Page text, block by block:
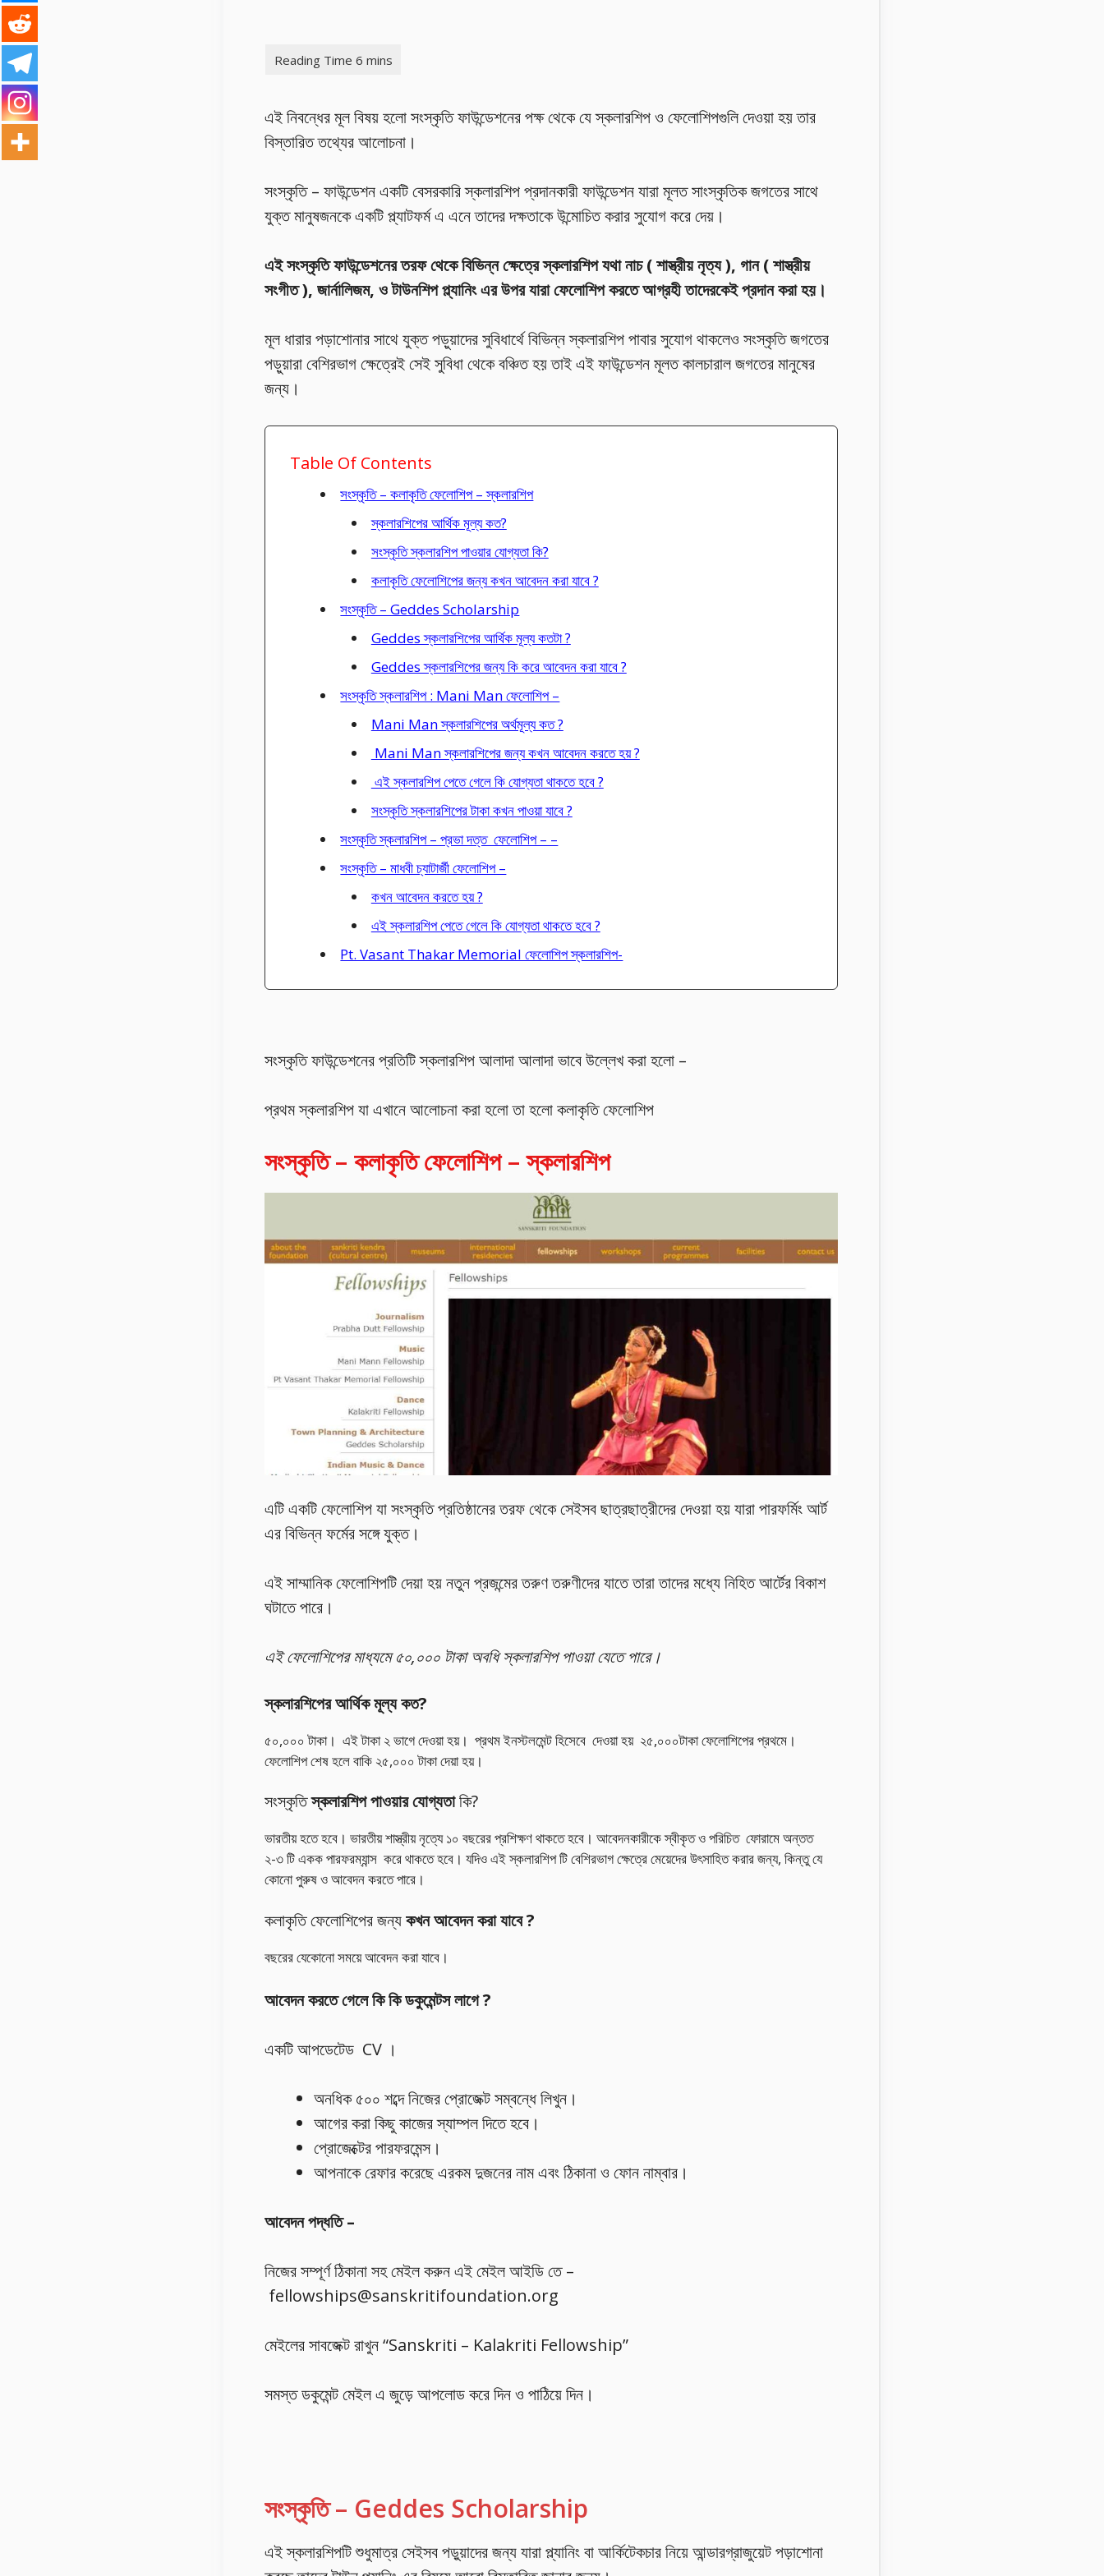
এই নিবন্ধের মূল বিষয় হলো সংস্কৃতি ফাউন্ডেশনের পক্ষ থেকে যে স্কলারশিপ ও ফেলোশিপগুলি দেওয়া হয় তার
বিস্তারিত তথ্যের আলোচনা।
সংস্কৃতি – ফাউন্ডেশন একটি বেসরকারি স্কলারশিপ প্রদানকারী ফাউন্ডেশন যারা মূলত সাংস্কৃতিক জগতের সাথে
যুক্ত মানুষজনকে একটি প্ল্যাটফর্ম এ এনে তাদের দক্ষতাকে উন্মোচিত করার সুযোগ করে দেয়।
এই সংস্কৃতি ফাউন্ডেশনের তরফ থেকে বিভিন্ন ক্ষেত্রে স্কলারশিপ যথা নাচ ( শাস্ত্রীয় নৃত্য ), গান ( শাস্ত্রীয়
সংগীত ), জার্নালিজম, ও টাউনশিপ প্ল্যানিং এর উপর যারা ফেলোশিপ করতে আগ্রহী তাদেরকেই প্রদান করা হয়।
মূল ধারার পড়াশোনার সাথে যুক্ত পড়ুয়াদের সুবিধার্থে বিভিন্ন স্কলারশিপ পাবার সুযোগ থাকলেও সংস্কৃতি জগতের
পড়ুয়ারা বেশিরভাগ ক্ষেত্রেই সেই সুবিধা থেকে বঞ্চিত হয় তাই এই ফাউন্ডেশন মূলত কালচারাল জগতের মানুষের
জন্য।
Table Of Contents
সংস্কৃতি – কলাকৃতি ফেলোশিপ – স্কলারশিপ
স্কলারশিপের আর্থিক মূল্য কত?
সংস্কৃতি স্কলারশিপ পাওয়ার যোগ্যতা কি?
কলাকৃতি ফেলোশিপের জন্য কখন আবেদন করা যাবে ?
সংস্কৃতি – Geddes Scholarship
Geddes স্কলারশিপের আর্থিক মূল্য কতটা ?
Geddes স্কলারশিপের জন্য কি করে আবেদন করা যাবে ?
সংস্কৃতি স্কলারশিপ : Mani Man ফেলোশিপ –
Mani Man স্কলারশিপের অর্থমূল্য কত ?
Mani Man স্কলারশিপের জন্য কখন আবেদন করতে হয় ?
এই স্কলারশিপ পেতে গেলে কি যোগ্যতা থাকতে হবে ?
সংস্কৃতি স্কলারশিপের টাকা কখন পাওয়া যাবে ?
সংস্কৃতি স্কলারশিপ – প্রভা দত্ত ফেলোশিপ – –
সংস্কৃতি – মাধবী চ্যাটার্জী ফেলোশিপ –
কখন আবেদন করতে হয় ?
এই স্কলারশিপ পেতে গেলে কি যোগ্যতা থাকতে হবে ?
Pt. Vasant Thakar Memorial ফেলোশিপ স্কলারশিপ-
সংস্কৃতি ফাউন্ডেশনের প্রতিটি স্কলারশিপ আলাদা আলাদা ভাবে উল্লেখ করা হলো –
প্রথম স্কলারশিপ যা এখানে আলোচনা করা হলো তা হলো কলাকৃতি ফেলোশিপ
সংস্কৃতি – কলাকৃতি ফেলোশিপ – স্কলারশিপ
এটি একটি ফেলোশিপ যা সংস্কৃতি প্রতিষ্ঠানের তরফ থেকে সেইসব ছাত্রছাত্রীদের দেওয়া হয় যারা পারফর্মিং আর্ট
এর বিভিন্ন ফর্মের সঙ্গে যুক্ত।
এই সাম্মানিক ফেলোশিপটি দেয়া হয় নতুন প্রজন্মের তরুণ তরুণীদের যাতে তারা তাদের মধ্যে নিহিত আর্টের বিকাশ
ঘটাতে পারে।
এই ফেলোশিপের মাধ্যমে ৫০,০০০ টাকা অবধি স্কলারশিপ পাওয়া যেতে পারে।
স্কলারশিপের আর্থিক মূল্য কত?
৫০,০০০ টাকা। এই টাকা ২ ভাগে দেওয়া হয়। প্রথম ইনস্টলমেন্ট হিসেবে দেওয়া হয় ২৫,০০০টাকা ফেলোশিপের প্রথমে।
ফেলোশিপ শেষ হলে বাকি ২৫,০০০ টাকা দেয়া হয়।
সংস্কৃতিস্কলারশিপ পাওয়ার যোগ্যতাকি?
ভারতীয় হতে হবে। ভারতীয় শাস্ত্রীয় নৃত্যে ১০ বছরের প্রশিক্ষণ থাকতে হবে। আবেদনকারীকে স্বীকৃত ও পরিচিত ফোরামে অন্তত
২-৩ টি একক পারফরম্যান্স করে থাকতে হবে। যদিও এই স্কলারশিপ টি বেশিরভাগ ক্ষেত্রে মেয়েদের উৎসাহিত করার জন্য, কিন্তু যে
কোনো পুরুষ ও আবেদন করতে পারে।
কলাকৃতি ফেলোশিপের জন্যকখন আবেদন করা যাবে ?
বছরের যেকোনো সময়ে আবেদন করা যাবে।
আবেদন করতে গেলে কি কি ডকুমেন্টস লাগে ?
একটি আপডেটেড CV ।
অনধিক ৫০০ শব্দে নিজের প্রোজেক্ট সম্বন্ধে লিখুন।
আগের করা কিছু কাজের স্যাম্পল দিতে হবে।
প্রোজেক্টের পারফরমেন্স।
আপনাকে রেফার করেছে এরকম দুজনের নাম এবং ঠিকানা ও ফোন নাম্বার।
আবেদন পদ্ধতি –
নিজের সম্পূর্ণ ঠিকানা সহ মেইল করুন এই মেইল আইডি তে –
fellowships@sanskritifoundation.org
মেইলের সাবজেক্ট রাখুন “Sanskriti – Kalakriti Fellowship”
সমস্ত ডকুমেন্ট মেইল এ জুড়ে আপলোড করে দিন ও পাঠিয়ে দিন।
সংস্কৃতি – Geddes Scholarship
এই স্কলারশিপটি শুধুমাত্র সেইসব পড়ুয়াদের জন্য যারা প্ল্যানিং বা আর্কিটেকচার নিয়ে আন্ডারগ্রাজুয়েট পড়াশোনা